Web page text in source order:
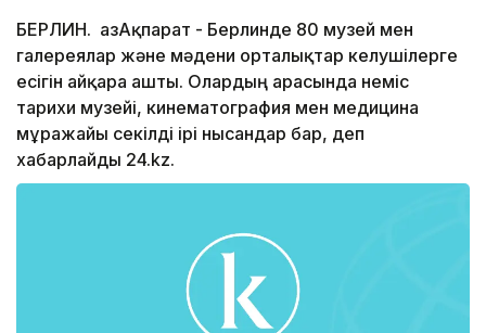
БЕРЛИН. ҚазАқпарат - Берлинде 80 музей мен
галереялар және мәдени орталықтар келушілерге
есігін айқара ашты. Олардың арасында неміс
тарихи музейі, кинематография мен медицина
мұражайы секілді ірі нысандар бар, деп
хабарлайды 24.kz.